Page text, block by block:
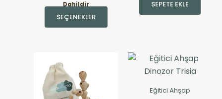
Dahildir
SEÇENEKLER
SEPETE EKLE
Eğitici Ahşap